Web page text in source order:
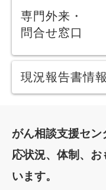
専門外来・
問合せ窓口
現況報告書情報
がん相談支援セン
応状況、体制、
います。